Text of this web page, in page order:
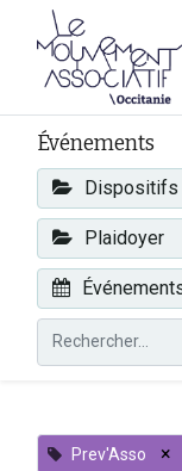
Événements
Dispositifs
Plaidoyer
Prev'Asso ×